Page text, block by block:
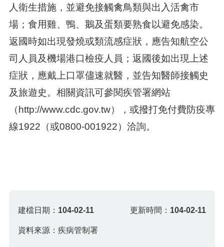
人衛生措施，並避免接觸禽鳥類與出入活禽市
場；食用雞、鴨、鵝及蛋類要熟食以避免感染。
返國時如出現發燒或類流感症狀，應告知航空公
司人員及機場港口檢疫人員；返國後如出現上述
症狀，應戴上口罩儘速就醫，並告知醫師接觸史
及旅遊史。相關資訊可參閱疾管署網站
（http://www.cdc.gov.tw），或撥打免付費防疫專
線1922（或0800-001922）洽詢。
建檔日期： 104-02-11 更新時間： 104-02-11
資料來源：疾病管制署